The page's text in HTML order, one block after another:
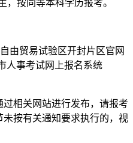
，按同等本科学历报考。
由贸易试验区开封片区官网
人事考试网上报名系统
相关网站进行发布，请报考
按有关通知要求执行的，视